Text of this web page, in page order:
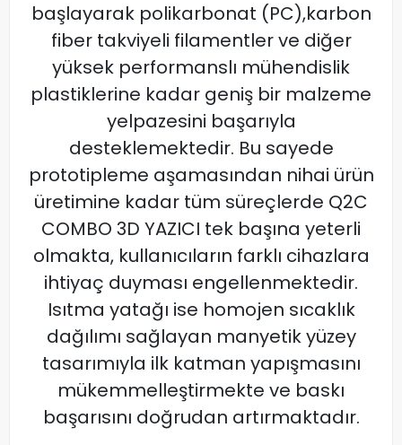
başlayarak polikarbonat (PC),karbon
fiber takviyeli filamentler ve diğer
yüksek performanslı mühendislik
plastiklerine kadar geniş bir malzeme
yelpazesini başarıyla
desteklemektedir. Bu sayede
prototipleme aşamasından nihai ürün
üretimine kadar tüm süreçlerde Q2C
COMBO 3D YAZICI tek başına yeterli
olmakta, kullanıcıların farklı cihazlara
ihtiyaç duyması engellenmektedir.
Isıtma yatağı ise homojen sıcaklık
dağılımı sağlayan manyetik yüzey
tasarımıyla ilk katman yapışmasını
mükemmelleştirmekte ve baskı
başarısını doğrudan artırmaktadır.